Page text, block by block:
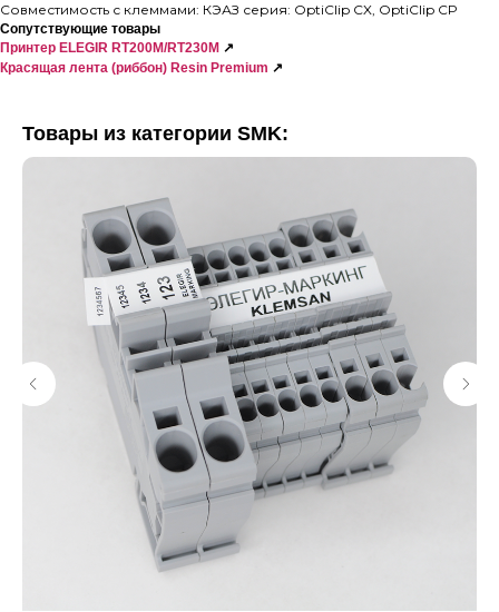
Совместимость с клеммами: КЭАЗ серия: OptiClip CX, OptiClip CP
Сопутствующие товары
Принтер ELEGIR RT200M/RT230M ↗
Красящая лента (риббон) Resin Premium ↗
Товары из категории SMK: